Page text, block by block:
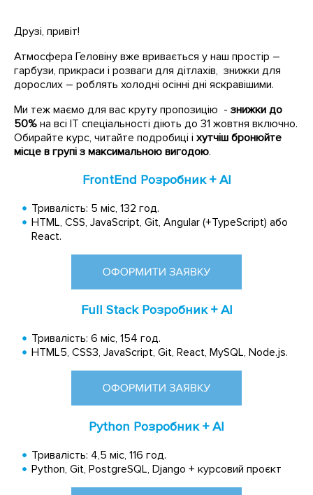
Друзі, привіт!
Атмосфера Геловіну вже вривається у наш простір –
гарбузи, прикраси і розваги для дітлахів, знижки для
дорослих – роблять холодні осінні дні яскравішими.
Ми теж маємо для вас круту пропозицію - знижки до
50% на всі IT спеціальності діють до 31 жовтня включно.
Обирайте курс, читайте подробиці і хутчіш бронюйте
місце в групі з максимальною вигодою.
FrontEnd Розробник + AI
Тривалість: 5 міс, 132 год.
HTML, CSS, JavaScript, Git, Angular (+TypeScript) або
React.
Full Stack Розробник + AI
Тривалість: 6 міс, 154 год.
HTML5, CSS3, JavaScript, Git, React, MySQL, Node.js.
Python Розробник + AI
Тривалість: 4,5 міс, 116 год.
Python, Git, PostgreSQL, Django + курсовий проєкт